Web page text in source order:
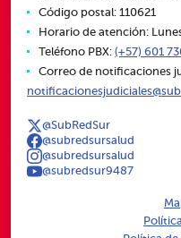
Código postal: 110621
Horario de atención:
Teléfono PBX: (+57) 601
Correo de notificaciones
@SubRedSur
@subredsursalud
@subredsursalud
@subredsur9487